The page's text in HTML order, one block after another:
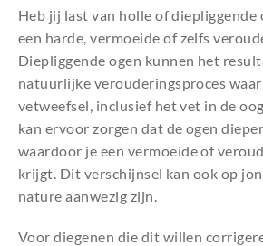
Heb jij last van holle of diepliggende
een harde, vermoeide of zelfs
Diepliggende ogen kunnen het
natuurlijke verouderingsproces
vetweefsel, inclusief het vet in de
kan ervoor zorgen dat de ogen
waardoor je een vermoeide of
krijgt. Dit verschijnsel kan ook op
nature aanwezig zijn.
Voor diegenen die dit willen